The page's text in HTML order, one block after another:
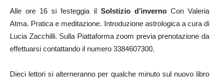
Alle ore 16 si festeggia il Solstizio d’invernoCon Valeria
Atma. Pratica e meditazione. Introduzione astrologica a cura di
Lucia Zacchilli. Sulla Piattaforma zoom previa prenotazione da
effettuarsi contattando il numero 3384607300.
Dieci lettori si alterneranno per qualche minuto sul nuovo libro